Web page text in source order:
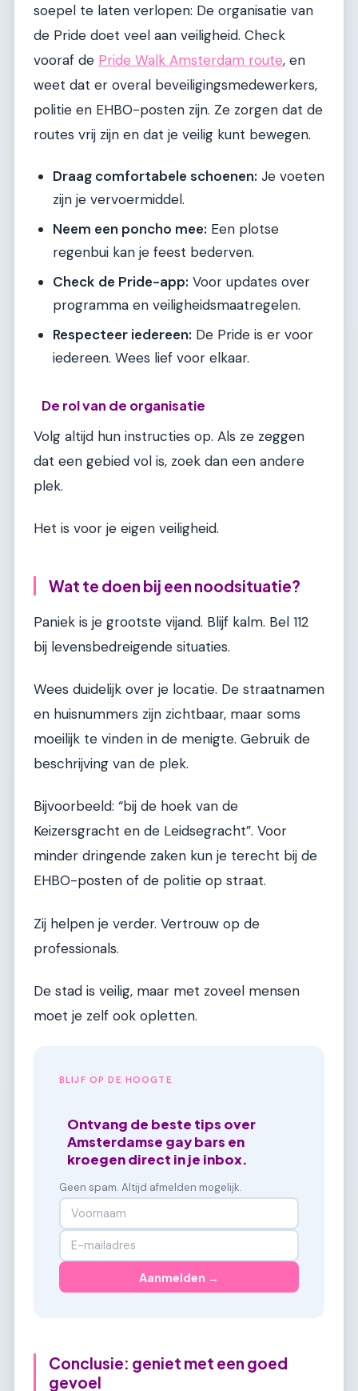
soepel te laten verlopen: De organisatie van
de Pride doet veel aan veiligheid. Check
vooraf de Pride Walk Amsterdam route, en
weet dat er overal beveiligingsmedewerkers,
politie en EHBO-posten zijn. Ze zorgen dat de
routes vrij zijn en dat je veilig kunt bewegen.
Draag comfortabele schoenen: Je voeten
zijn je vervoermiddel.
Neem een poncho mee: Een plotse
regenbui kan je feest bederven.
Check de Pride-app: Voor updates over
programma en veiligheidsmaatregelen.
Respecteer iedereen: De Pride is er voor
iedereen. Wees lief voor elkaar.
De rol van de organisatie
Volg altijd hun instructies op. Als ze zeggen
dat een gebied vol is, zoek dan een andere
plek.
Het is voor je eigen veiligheid.
Wat te doen bij een noodsituatie?
Paniek is je grootste vijand. Blijf kalm. Bel 112
bij levensbedreigende situaties.
Wees duidelijk over je locatie. De straatnamen
en huisnummers zijn zichtbaar, maar soms
moeilijk te vinden in de menigte. Gebruik de
beschrijving van de plek.
Bijvoorbeeld: “bij de hoek van de
Keizersgracht en de Leidsegracht”. Voor
minder dringende zaken kun je terecht bij de
EHBO-posten of de politie op straat.
Zij helpen je verder. Vertrouw op de
professionals.
De stad is veilig, maar met zoveel mensen
moet je zelf ook opletten.
BLIJF OP DE HOOGTE
Ontvang de beste tips over
Amsterdamse gay bars en
kroegen direct in je inbox.
Geen spam. Altijd afmelden mogelijk.
Aanmelden →
Conclusie: geniet met een goed
gevoel